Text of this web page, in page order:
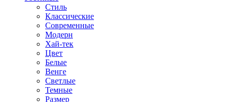
Стиль
Классические
Современные
Модерн
Хай-тек
Цвет
Белые
Венге
Светлые
Темные
Размер